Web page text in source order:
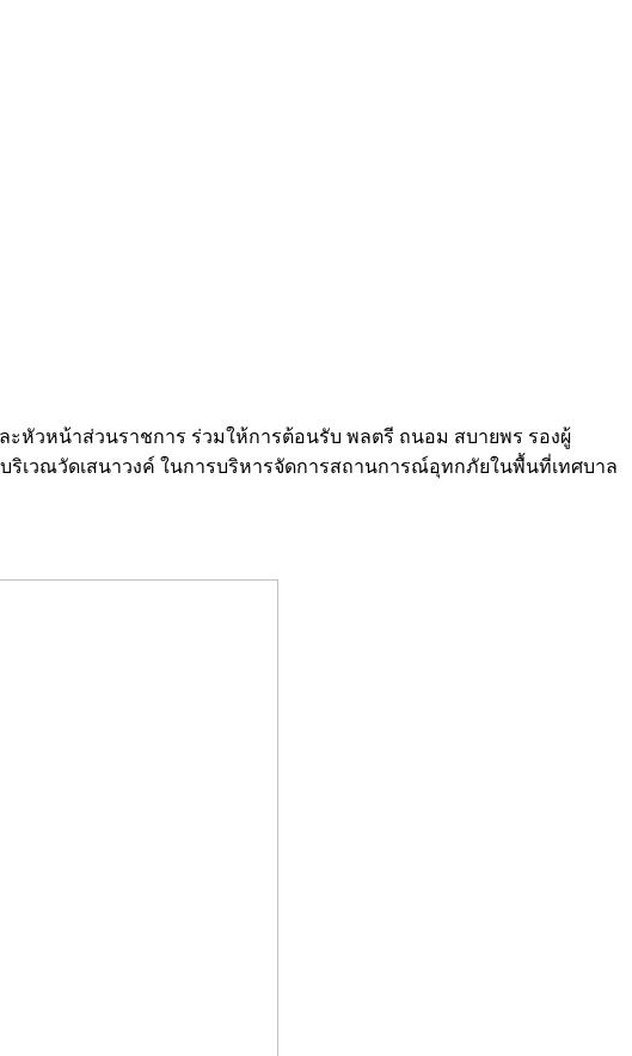
ะหัวหน้าส่วนราชการ ร่วมให้การต้อนรับ พลตรี ถนอม สบายพร รองผู้
เวณวัดเสนาวงค์ ในการบริหารจัดการสถานการณ์อุทกภัยในพื้นที่เทศบาล